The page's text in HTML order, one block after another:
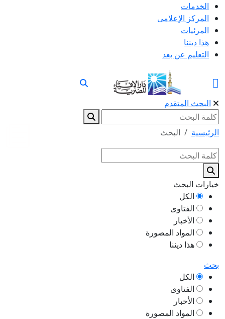
الخدمات
المركز الإعلامى
المرئيات
هذا ديننا
التعليم عن بعد
البحث المتقدم
الرئيسية البحث
خيارات البحث
الكل
الفتاوى
الأخبار
المواد المصورة
هذا ديننا
بحث
الكل
الفتاوى
الأخبار
المواد المصورة